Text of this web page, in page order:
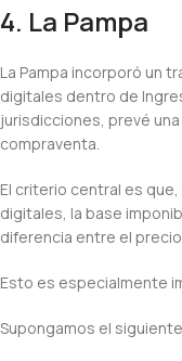
4. La Pampa
La Pampa incorporó un
digitales dentro de
jurisdicciones, prevé una
compraventa.
El criterio central es
digitales, la base
diferencia entre el
Esto es especialmente
Supongamos el